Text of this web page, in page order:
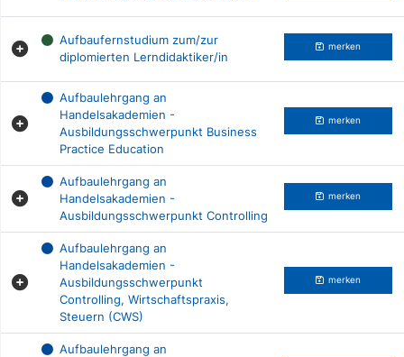
Aufbaufernstudium zum/zur
diplomierten Lerndidaktiker/in
merken
Aufbaulehrgang an
Handelsakademien -
Ausbildungsschwerpunkt Business
Practice Education
merken
Aufbaulehrgang an
Handelsakademien -
Ausbildungsschwerpunkt Controlling
merken
Aufbaulehrgang an
Handelsakademien -
Ausbildungsschwerpunkt
Controlling, Wirtschaftspraxis,
Steuern (CWS)
merken
Aufbaulehrgang an